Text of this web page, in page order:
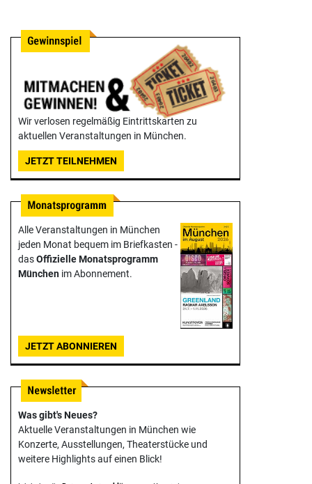
Wir verlosen regelmäßig Eintrittskarten zu
aktuellen Veranstaltungen in München.
JETZT TEILNEHMEN
Alle Veranstaltungen in München
jeden Monat bequem im Briefkasten -
dasOffizielle Monats­programm
München im Abonnement.
JETZT ABONNIEREN
Was gibt's Neues?
Aktuelle Veranstaltungen in München wie
Konzerte, Ausstellungen, Theater­stücke und
weitere Highlights auf einen Blick!